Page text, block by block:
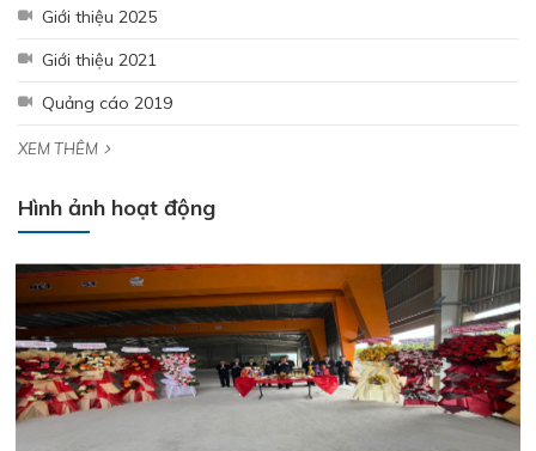
Giới thiệu 2025
Giới thiệu 2021
Quảng cáo 2019
XEM THÊM
Hình ảnh hoạt động
THÉP MIỀN NAM /V/ chính thức trở lại thị trường Nha Trang -
Khánh Hòa